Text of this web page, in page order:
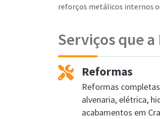
reforços metálicos internos
Serviços que a
Reformas
Reformas
alvenaria, elétrica,
acabamentos em